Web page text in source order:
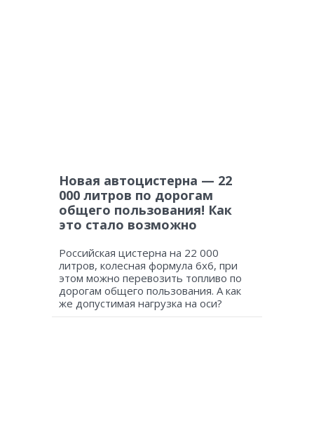
Новая автоцистерна — 22
000 литров по дорогам
общего пользования! Как
это стало возможно
Российская цистерна на 22 000
литров, колесная формула 6х6, при
этом можно перевозить топливо по
дорогам общего пользования. А как
же допустимая нагрузка на оси?